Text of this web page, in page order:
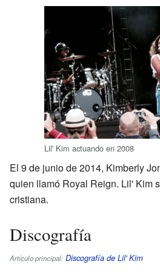
Lil' Kim actuando en 2008
El 9 de junio de 2014, Kimberly
quien llamó Royal Reign. Lil' Kim
cristiana.
Discografía
Artículo principal: Discografía de Lil' Kim